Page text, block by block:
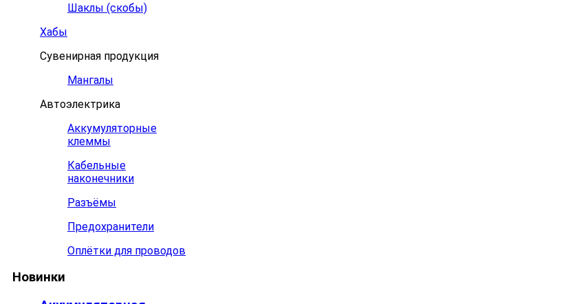
Шаклы (скобы)
Хабы
Сувенирная продукция
Мангалы
Автоэлектрика
Аккумуляторные
клеммы
Кабельные
наконечники
Разъёмы
Предохранители
Оплётки для проводов
Новинки